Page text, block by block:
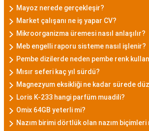
Mayoz nerede gerçekleşir?
Market çalışanı ne iş yapar CV?
Mikroorganizma üremesi nasıl anlaşılır?
Meb engelli raporu sisteme nasıl işlenir?
Pembe dizilerde neden pembe renk
Mısır seferi kaç yıl sürdü?
Magnezyum eksikliği ne kadar sürede
Loris K-233 hangi parfüm muadili?
Omix 64GB yeterli mi?
Nazım birimi dörtlük olan nazım